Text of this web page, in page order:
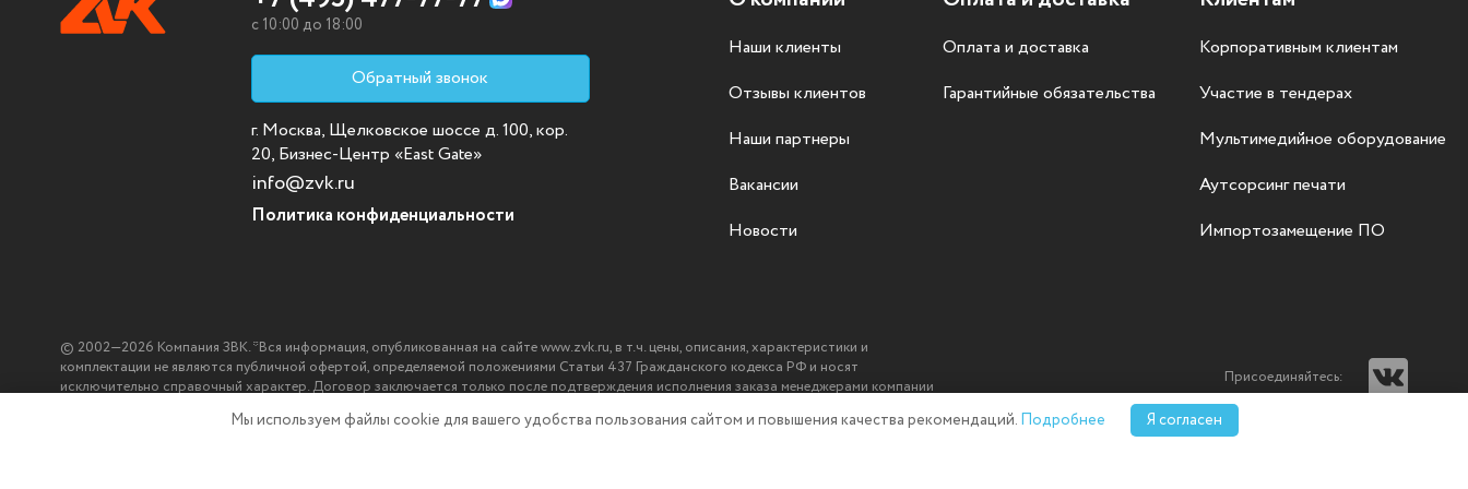
c 10:00 до 18:00
Обратный звонок
г. Москва, Щелковское шоссе д. 100, кор.
20, Бизнес-Центр «East Gate»
info@zvk.ru
Политика конфиденциальности
Наши клиенты
Отзывы клиентов
Наши партнеры
Вакансии
Новости
Оплата и доставка
Гарантийные обязательства
Корпоративным клиентам
Участие в тендерах
Мультимедийное оборудование
Аутсорсинг печати
Импортозамещение ПО
© 2002—2026 Компания ЗВК. *Вся информация, опубликованная на сайте www.zvk.ru, в т.ч. цены, описания, характеристики и
комплектации не являются публичной офертой, определяемой положениями Статьи 437 Гражданского кодекса РФ и носят
исключительно справочный характер. Договор заключается только после подтверждения исполнения заказа менеджерами компании
Присоединяйтесь:
Мы используем файлы cookie для вашего удобства пользования сайтом и повышения качества рекомендаций. Подробнее Я согласен